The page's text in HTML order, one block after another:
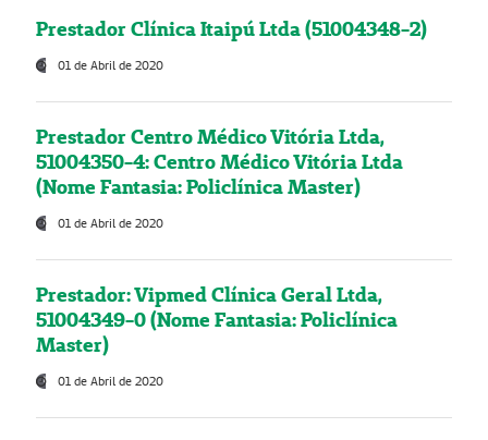
Prestador Clínica Itaipú Ltda (51004348-2)
01 de Abril de 2020
Prestador Centro Médico Vitória Ltda,
51004350-4: Centro Médico Vitória Ltda
(Nome Fantasia: Policlínica Master)
01 de Abril de 2020
Prestador: Vipmed Clínica Geral Ltda,
51004349-0 (Nome Fantasia: Policlínica
Master)
01 de Abril de 2020